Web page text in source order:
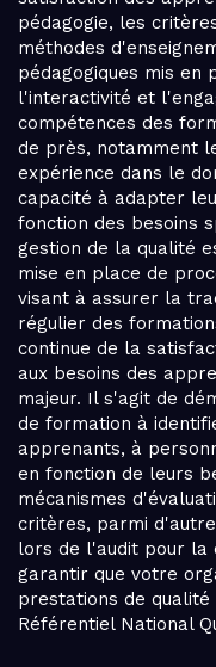
pédagogie, les
méthodes
pédagogiques mis
l'interactivité et
compétences des
de près, notamment
expérience dans le
capacité à adapter
fonction des besoins
gestion de la qualité
mise en place de
visant à assurer la
régulier des
continue de la
aux besoins des
majeur. Il s'agit de
de formation à
apprenants, à
en fonction de leurs
mécanismes
critères, parmi
lors de l'audit pour la
garantir que votre
prestations de qualité
Référentiel National